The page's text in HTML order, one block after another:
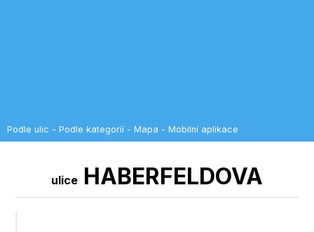
Podle ulic - Podle kategorií - Mapa - Mobilní aplikace
ulice HABERFELDOVA